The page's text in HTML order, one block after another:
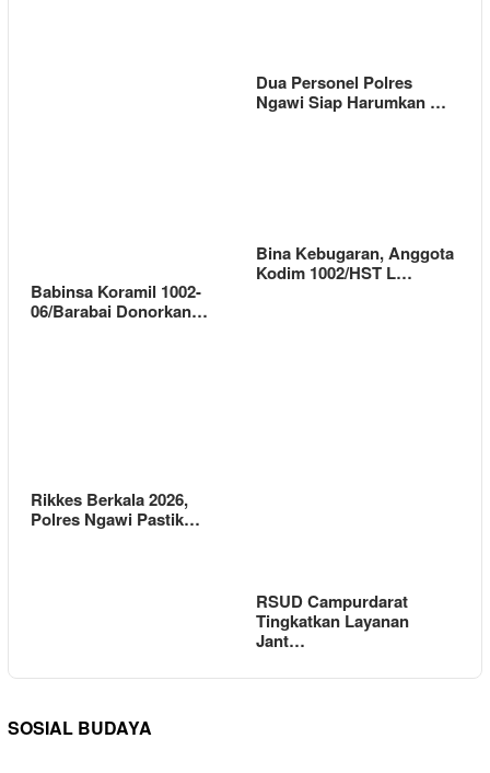
Dua Personel Polres
Ngawi Siap Harumkan …
Babinsa Koramil 1002-
06/Barabai Donorkan…
Bina Kebugaran, Anggota
Kodim 1002/HST L…
Rikkes Berkala 2026,
Polres Ngawi Pastik…
RSUD Campurdarat
Tingkatkan Layanan
Jant…
SOSIAL BUDAYA